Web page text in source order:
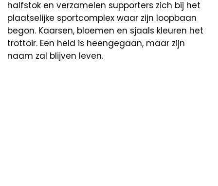
halfstok en verzamelen supporters zich bij het
plaatselijke sportcomplex waar zijn loopbaan
begon. Kaarsen, bloemen en sjaals kleuren het
trottoir. Een held is heengegaan, maar zijn
naam zal blijven leven.